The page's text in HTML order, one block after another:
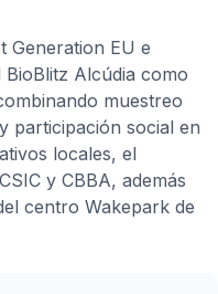
Generation EU e
Alcúdia como
muestreo
participación social en
locales, el
y CBBA, además
centro Wakepark de